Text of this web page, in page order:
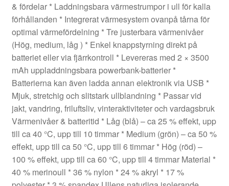
& fördelar * Laddningsbara värmestrumpor i ull för kalla
förhållanden * Integrerat värmesystem ovanpå tårna för
optimal värmefördelning * Tre justerbara värmenivåer
(Hög, medium, låg ) * Enkel knappstyrning direkt på
batteriet eller via fjärrkontroll * Levereras med 2 × 3500
mAh uppladdningsbara powerbank-batterier *
Batterierna kan även ladda annan elektronik via USB *
Mjuk, stretchig och slitstark ullblandning * Passar vid
jakt, vandring, friluftsliv, vinteraktiviteter och vardagsbruk
Värmenivåer & batteritid * Låg (blå) – ca 25 % effekt, upp
till ca 40 °C, upp till 10 timmar * Medium (grön) – ca 50 %
effekt, upp till ca 50 °C, upp till 6 timmar * Hög (röd) –
100 % effekt, upp till ca 60 °C, upp till 4 timmar Material *
40 % merinoull * 36 % nylon * 24 % akryl * 17 %